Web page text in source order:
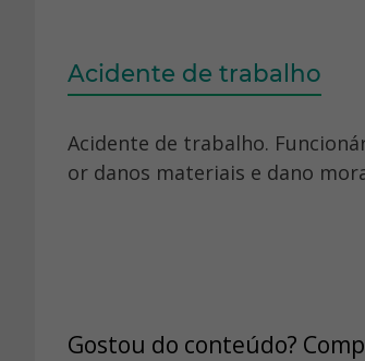
Acidente de trabalho
Acidente de trabalho.
or danos materiais e dano
Gostou do conteúdo?